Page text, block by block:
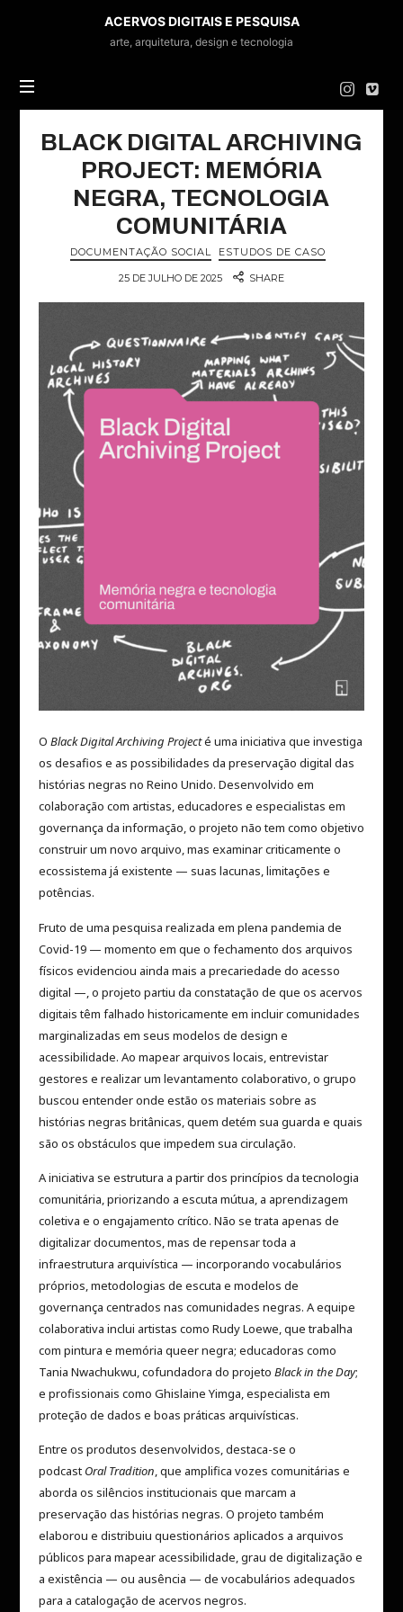
ACERVOS
DIGITAIS
E
ACERVOS DIGITAIS E PESQUISA
arte, arquitetura, design e tecnologia
BLACK DIGITAL ARCHIVING
PROJECT: MEMÓRIA
NEGRA, TECNOLOGIA
COMUNITÁRIA
DOCUMENTAÇÃO SOCIAL ESTUDOS DE CASO
25 DE JULHO DE 2025 SHARE
O Black Digital Archiving Projecté uma iniciativa que investiga
os desafios e as possibilidades da preservação digital das
histórias negras no Reino Unido. Desenvolvido em
colaboração com artistas, educadores e especialistas em
governança da informação, o projeto não tem como objetivo
construir um novo arquivo, mas examinar criticamente o
ecossistema já existente — suas lacunas, limitações e
potências.
Fruto de uma pesquisa realizada em plena pandemia de
Covid-19 — momento em que o fechamento dos arquivos
físicos evidenciou ainda mais a precariedade do acesso
digital —, o projeto partiu da constatação de que os acervos
digitais têm falhado historicamente em incluir comunidades
marginalizadas em seus modelos de design e
acessibilidade. Ao mapear arquivos locais, entrevistar
gestores e realizar um levantamento colaborativo, o grupo
buscou entender onde estão os materiais sobre as
histórias negras britânicas, quem detém sua guarda e quais
são os obstáculos que impedem sua circulação.
A iniciativa se estrutura a partir dos princípios da tecnologia
comunitária, priorizando a escuta mútua, a aprendizagem
coletiva e o engajamento crítico. Não se trata apenas de
digitalizar documentos, mas de repensar toda a
infraestrutura arquivística — incorporando vocabulários
próprios, metodologias de escuta e modelos de
governança centrados nas comunidades negras. A equipe
colaborativa inclui artistas como Rudy Loewe, que trabalha
com pintura e memória queer negra; educadoras como
Tania Nwachukwu, cofundadora do projeto Black in the Day;
e profissionais como Ghislaine Yimga, especialista em
proteção de dados e boas práticas arquivísticas.
Entre os produtos desenvolvidos, destaca-se o
podcast Oral Tradition, que amplifica vozes comunitárias e
aborda os silêncios institucionais que marcam a
preservação das histórias negras. O projeto também
elaborou e distribuiu questionários aplicados a arquivos
públicos para mapear acessibilidade, grau de digitalização e
a existência — ou ausência — de vocabulários adequados
para a catalogação de acervos negros.